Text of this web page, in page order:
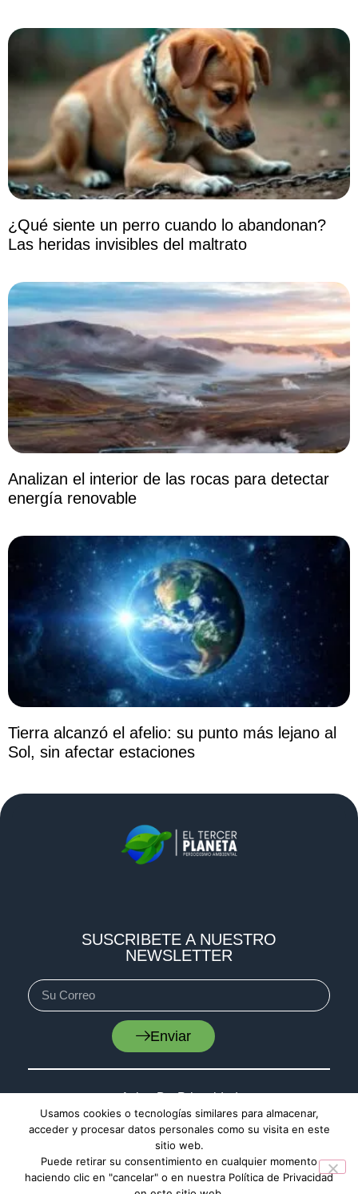
¿Qué siente un perro cuando lo abandonan?
Las heridas invisibles del maltrato
Analizan el interior de las rocas para detectar
energía renovable
Tierra alcanzó el afelio: su punto más lejano al
Sol, sin afectar estaciones
SUSCRIBETE A NUESTRO
NEWSLETTER
Enviar
Aviso De Privacidad
Cookies
Mapa De Sitio
Usamos cookies o tecnologías similares para almacenar,
acceder y procesar datos personales como su visita en este
sitio web.
Puede retirar su consentimiento en cualquier momento
haciendo clic en "cancelar" o en nuestra Política de Privacidad